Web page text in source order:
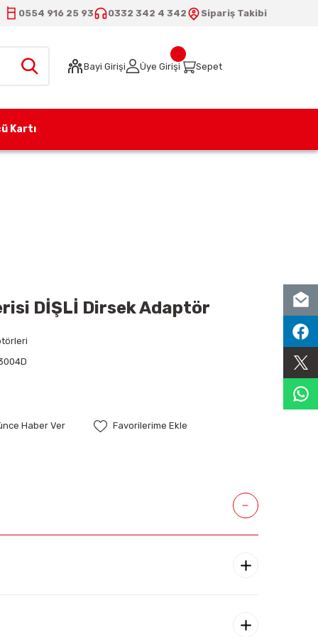
0554 916 25 93 0332 342 4 342 Sipariş Takibi
Bayi Girişi Üye Girişi Sepet
Kartı
DİŞLİ Dirsek Adaptör
Haber Ver